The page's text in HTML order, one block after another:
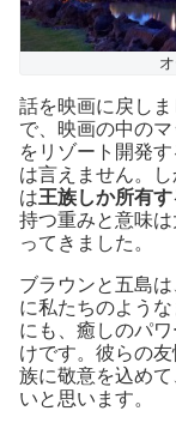
話を映画に戻し
で、映画の中の
をリゾート開発
は言えません。
は王族しか所有
持つ重みと意味
ってきました。
ブラウンと五島
に私たちのよう
にも、癒しのパ
けです。彼らの
族に敬意を込めて
いと思います。